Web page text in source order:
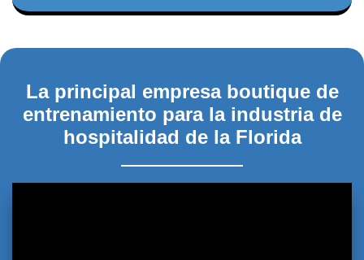
La principal empresa boutique de
entrenamiento para la industria de
hospitalidad de la Florida